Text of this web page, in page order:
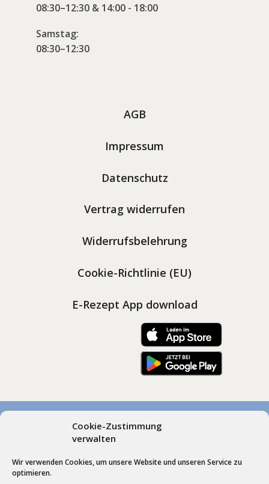
Cookie-Zustimmung
verwalten
Wir verwenden Cookies, um unsere Website und unseren Service zu
optimieren.
08:30–12:30 & 14:00 - 18:00
Samstag:
08:30–12:30
AGB
Impressum
Datenschutz
Vertrag widerrufen
Widerrufsbelehrung
Cookie-Richtlinie (EU)
E-Rezept App download
© Marienapotheken Heimenkirch und Scheidegg, Dr.
Webdesign bySchrift + Bild GmbHLindenberg im